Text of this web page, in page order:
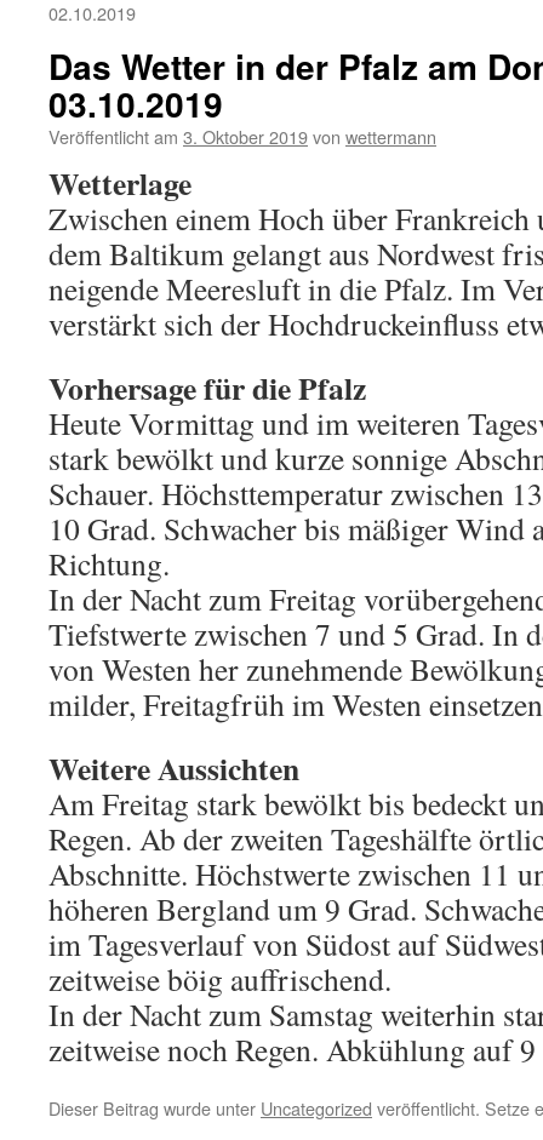
02.10.2019
Das Wetter in der Pfalz am
03.10.2019
Veröffentlicht am 3. Oktober 2019von wettermann
Wetterlage
Zwischen einem Hoch über
dem Baltikum gelangt aus Nordwest
neigende Meeresluft in die Pfalz. Im
verstärkt sich der Hochdruckeinfluss
Vorhersage für die Pfalz
Heute Vormittag und im weiteren
stark bewölkt und kurze sonnige
Schauer. Höchsttemperatur zwischen
10 Grad. Schwacher bis mäßiger Wind
Richtung.
In der Nacht zum Freitag
Tiefstwerte zwischen 7 und 5 Grad. In
von Westen her zunehmende
milder, Freitagfrüh im Westen
Weitere Aussichten
Am Freitag stark bewölkt bis bedeckt
Regen. Ab der zweiten Tageshälfte
Abschnitte. Höchstwerte zwischen 11
höheren Bergland um 9 Grad.
im Tagesverlauf von Südost auf
zeitweise böig auffrischend.
In der Nacht zum Samstag weiterhin
zeitweise noch Regen. Abkühlung auf
Dieser Beitrag wurde unter Uncategorized veröffentlicht. Setze